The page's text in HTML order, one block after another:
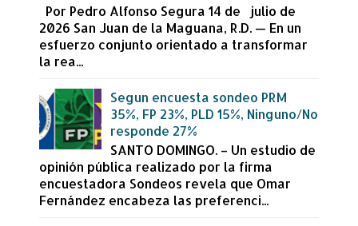
Por Pedro Alfonso Segura 14 de julio de
2026 San Juan de la Maguana, R.D. — En un
esfuerzo conjunto orientado a transformar
la rea...
Segun encuesta sondeo PRM
35%, FP 23%, PLD 15%, Ninguno/No
responde 27%
SANTO DOMINGO. – Un estudio de
opinión pública realizado por la firma
encuestadora Sondeos revela que Omar
Fernández encabeza las preferenci...